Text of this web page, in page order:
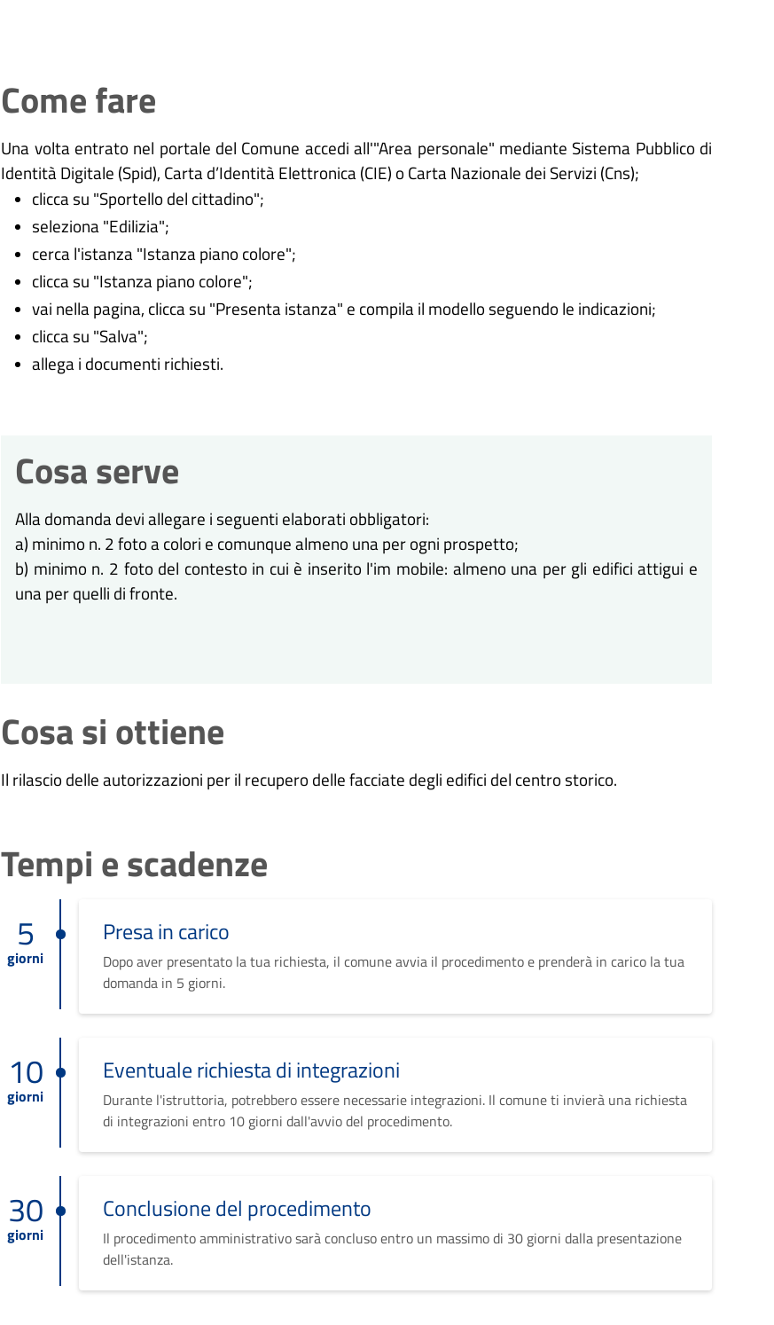
Come fare
Una volta entrato nel portale del Comune accedi all'"Area personale" mediante Sistema Pubblico di
Identità Digitale (Spid), Carta d’Identità Elettronica (CIE) o Carta Nazionale dei Servizi (Cns);
clicca su "Sportello del cittadino";
seleziona "Edilizia";
cerca l'istanza "Istanza piano colore";
clicca su "Istanza piano colore";
vai nella pagina, clicca su "Presenta istanza" e compila il modello seguendo le indicazioni;
clicca su "Salva";
allega i documenti richiesti.
Cosa serve
Alla domanda devi allegare i seguenti elaborati obbligatori:
a) minimo n. 2 foto a colori e comunque almeno una per ogni prospetto;
b) minimo n. 2 foto del contesto in cui è inserito l'im mobile: almeno una per gli edifici attigui e
una per quelli di fronte.
Cosa si ottiene
Il rilascio delle autorizzazioni per il recupero delle facciate degli edifici del centro storico.
Tempi e scadenze
5
giorni
Presa in carico
Dopo aver presentato la tua richiesta, il comune avvia il procedimento e prenderà in carico la tua
domanda in 5 giorni.
10
giorni
Eventuale richiesta di integrazioni
Durante l'istruttoria, potrebbero essere necessarie integrazioni. Il comune ti invierà una richiesta
di integrazioni entro 10 giorni dall'avvio del procedimento.
30
giorni
Conclusione del procedimento
Il procedimento amministrativo sarà concluso entro un massimo di 30 giorni dalla presentazione
dell'istanza.